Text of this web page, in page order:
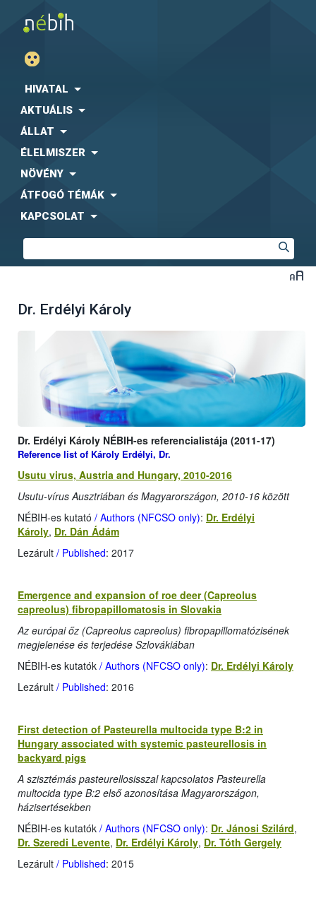
HIVATAL
AKTUÁLIS
ÁLLAT
ÉLELMISZER
NÖVÉNY
ÁTFOGÓ TÉMÁK
KAPCSOLAT
Dr. Erdélyi Károly
Dr. Erdélyi Károly NÉBIH-es referencialistája (2011-17)
Reference list of Károly Erdélyi, Dr.
Usutu virus, Austria and Hungary, 2010-2016
Usutu-vírus Ausztriában és Magyarországon, 2010-16 között
NÉBIH-es kutató / Authors (NFCSO only): Dr. Erdélyi
Károly, Dr. Dán Ádám
Lezárult / Published: 2017
Emergence and expansion of roe deer (Capreolus
capreolus) fibropapillomatosis in Slovakia
Az európai őz (Capreolus capreolus) fibropapillomatózisének
megjelenése és terjedése Szlovákiában
NÉBIH-es kutatók / Authors (NFCSO only): Dr. Erdélyi Károly
Lezárult / Published: 2016
First detection of Pasteurella multocida type B:2 in
Hungary associated with systemic pasteurellosis in
backyard pigs
A szisztémás pasteurellosisszal kapcsolatos Pasteurella
multocida type B:2 első azonosítása Magyarországon,
házisertésekben
NÉBIH-es kutatók / Authors (NFCSO only): Dr. Jánosi Szilárd,
Dr. Szeredi Levente, Dr. Erdélyi Károly, Dr. Tóth Gergely
Lezárult / Published: 2015